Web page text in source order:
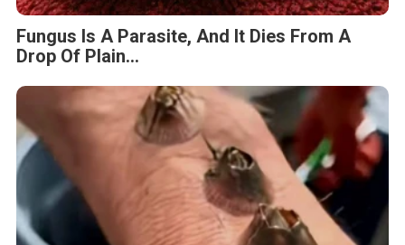
Fungus Is A Parasite, And It Dies From A
Drop Of Plain...